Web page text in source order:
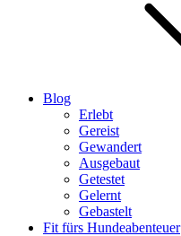
Blog
Erlebt
Gereist
Gewandert
Ausgebaut
Getestet
Gelernt
Gebastelt
Fit fürs Hundeabenteuer